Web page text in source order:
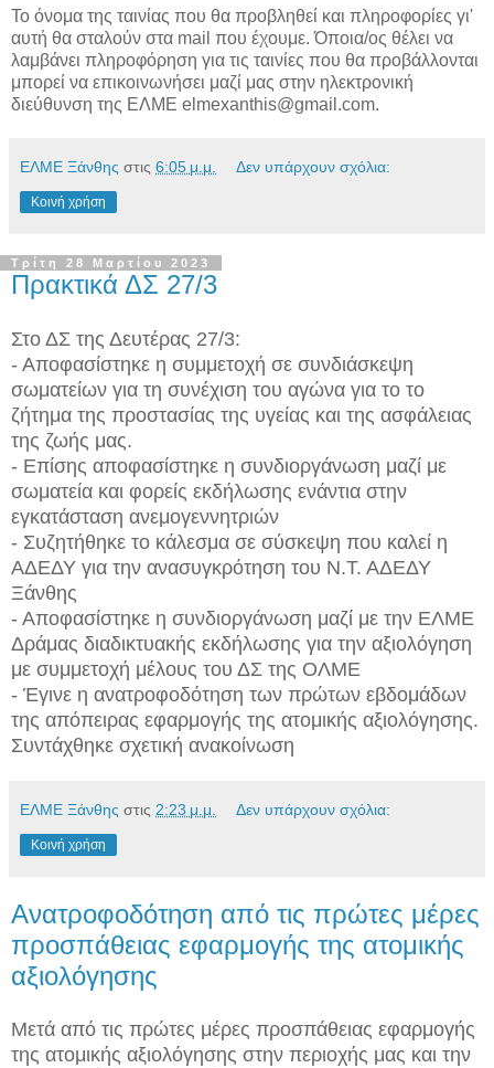
Το όνομα της ταινίας που θα προβληθεί και πληροφορίες γι'
αυτή θα σταλούν στα mail που έχουμε. Όποια/ος θέλει να
λαμβάνει πληροφόρηση για τις ταινίες που θα προβάλλονται
μπορεί να επικοινωνήσει μαζί μας στην ηλεκτρονική
διεύθυνση της ΕΛΜΕ elmexanthis@gmail.com.
ΕΛΜΕ Ξάνθης στις 6:05 μ.μ. Δεν υπάρχουν σχόλια:
Κοινή χρήση
Τρίτη 28 Μαρτίου 2023
Πρακτικά ΔΣ 27/3
Στο ΔΣ της Δευτέρας 27/3:
- Αποφασίστηκε η συμμετοχή σε συνδιάσκεψη
σωματείων για τη συνέχιση του αγώνα για το το
ζήτημα της προστασίας της υγείας και της ασφάλειας
της ζωής μας.
- Επίσης αποφασίστηκε η συνδιοργάνωση μαζί με
σωματεία και φορείς εκδήλωσης ενάντια στην
εγκατάσταση ανεμογεννητριών
- Συζητήθηκε το κάλεσμα σε σύσκεψη που καλεί η
ΑΔΕΔΥ για την ανασυγκρότηση του Ν.Τ. ΑΔΕΔΥ
Ξάνθης
- Αποφασίστηκε η συνδιοργάνωση μαζί με την ΕΛΜΕ
Δράμας διαδικτυακής εκδήλωσης για την αξιολόγηση
με συμμετοχή μέλους του ΔΣ της ΟΛΜΕ
- Έγινε η ανατροφοδότηση των πρώτων εβδομάδων
της απόπειρας εφαρμογής της ατομικής αξιολόγησης.
Συντάχθηκε σχετική ανακοίνωση
ΕΛΜΕ Ξάνθης στις 2:23 μ.μ. Δεν υπάρχουν σχόλια:
Κοινή χρήση
Ανατροφοδότηση από τις πρώτες μέρες
προσπάθειας εφαρμογής της ατομικής
αξιολόγησης
Μετά από τις πρώτες μέρες προσπάθειας εφαρμογής
της ατομικής αξιολόγησης στην περιοχής μας και την